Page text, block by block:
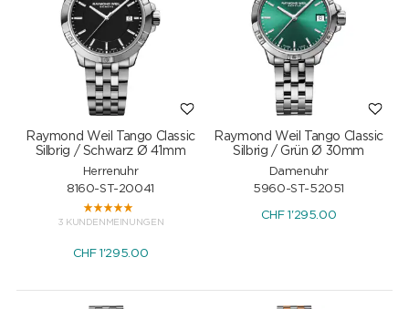
Raymond Weil Tango Classic
Silbrig / Schwarz Ø 41mm
Herrenuhr
8160-ST-20041
3 KUNDENMEINUNGEN
CHF1'295.00
Raymond Weil Tango Classic
Silbrig / Grün Ø 30mm
Damenuhr
5960-ST-52051
CHF1'295.00